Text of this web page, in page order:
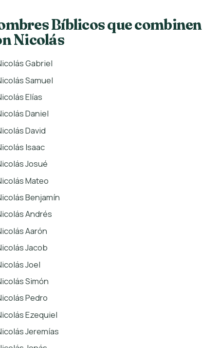
Bíblicos que combinen
Nicolás
Gabriel
Samuel
Elías
Daniel
David
Isaac
Josué
Mateo
Benjamín
Andrés
Aarón
Jacob
Joel
Simón
Pedro
Ezequiel
Jeremías